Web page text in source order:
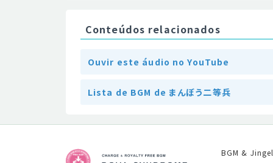
Conteúdos relacionados
Ouvir este áudio no YouTube
Lista de BGM de まんぼう二等兵
BGM & Jingel